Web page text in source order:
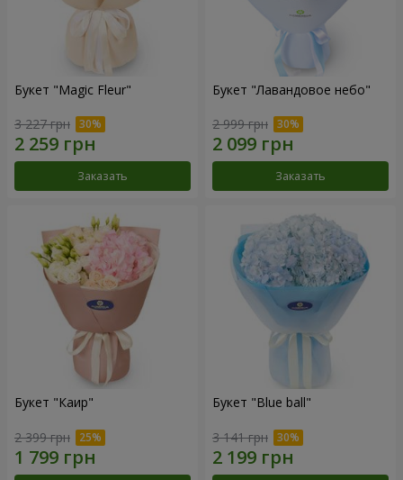
Букет "Magic Fleur"
3 227 грн
Заказать
Букет "Лавандовое небо"
2 999 грн
Заказать
Букет "Каир"
2 399 грн
Букет "Blue ball"
3 141 грн